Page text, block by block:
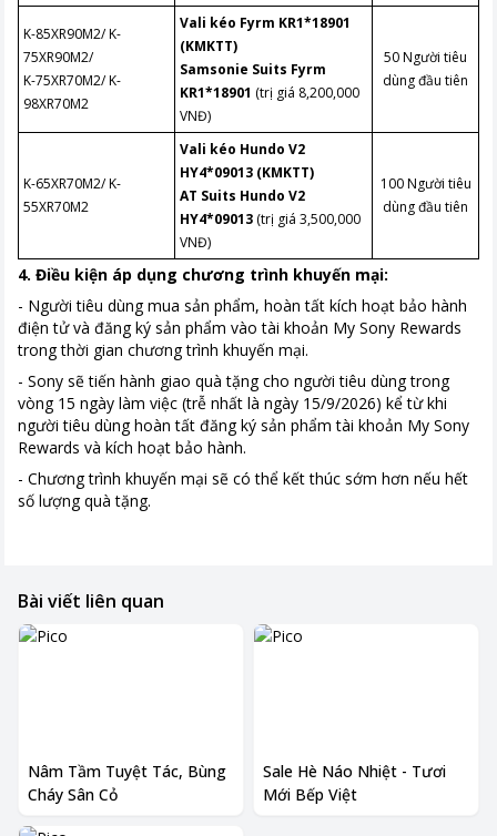
K-85XR90M2/ K-
75XR90M2/
K-75XR70M2/ K-
98XR70M2
Vali kéo Fyrm KR1*18901
(KMKTT)
Samsonie Suits Fyrm
KR1*18901 (trị giá 8,200,000
VNĐ)
50 Người tiêu
dùng đầu tiên
K-65XR70M2/ K-
55XR70M2
Vali kéo Hundo V2
HY4*09013 (KMKTT)
AT Suits Hundo V2
HY4*09013 ​​​​​​​ (trị giá 3,500,000
VNĐ)
100 Người tiêu
dùng đầu tiên
4. Điều kiện áp dụng chương trình khuyến mại:
​​​​​​​- Người tiêu dùng mua sản phẩm, hoàn tất kích hoạt bảo hành
điện tử và đăng ký sản phẩm vào tài khoản My Sony Rewards
trong thời gian chương trình khuyến mại.
- Sony sẽ tiến hành giao quà tặng cho người tiêu dùng trong
vòng 15 ngày làm việc (trễ nhất là ngày 15/9/2026) kể từ khi
người tiêu dùng hoàn tất đăng ký sản phẩm tài khoản My Sony
Rewards và kích hoạt bảo hành.
- Chương trình khuyến mại sẽ có thể kết thúc sớm hơn nếu hết
số lượng quà tặng.
Bài viết liên quan
Nâm Tầm Tuyệt Tác, Bùng
Cháy Sân Cỏ
Sale Hè Náo Nhiệt - Tươi
Mới Bếp Việt